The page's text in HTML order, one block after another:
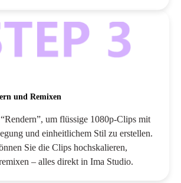
und Remixen
um flüssige 1080p-Clips mit
und einheitlichem Stil zu erstellen.
Sie die Clips hochskalieren,
– alles direkt in Ima Studio.